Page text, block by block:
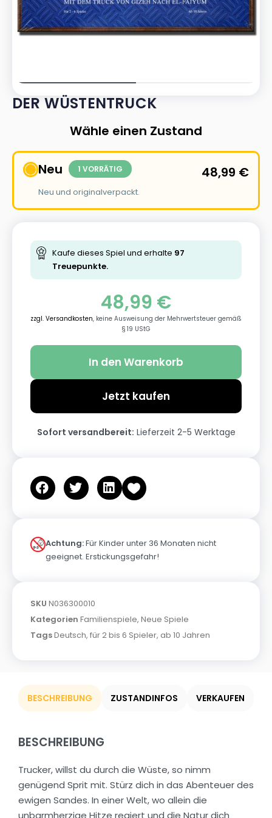
DER WÜSTENTRUCK
Wähle einen Zustand
Neu 1 VORRÄTIG
Neu und originalverpackt.
48,99 €
Kaufe dieses Spiel und erhalte 97
Treuepunkte.
48,99 €
zzgl. Versandkosten, keine Ausweisung der Mehrwertsteuer gemäß
§ 19 UStG
In den Warenkorb
Jetzt kaufen
Sofort versandbereit: Lieferzeit 2-5 Werktage
Achtung:Für Kinder unter 36 Monaten nicht
geeignet. Erstickungsgefahr!
SKU N036300010
Kategorien Familienspiele, Neue Spiele
TagsDeutsch, für 2 bis 6 Spieler, ab 10 Jahren
BESCHREIBUNG ZUSTANDINFOS VERKAUFEN
BESCHREIBUNG
Trucker, willst du durch die Wüste, so nimm
genügend Sprit mit. Stürz dich in das Abenteuer des
ewigen Sandes. In einer Welt, wo allein die
unbarmherzige Hitze regiert und die Natur dich